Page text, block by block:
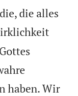
die alles
haben. Wir